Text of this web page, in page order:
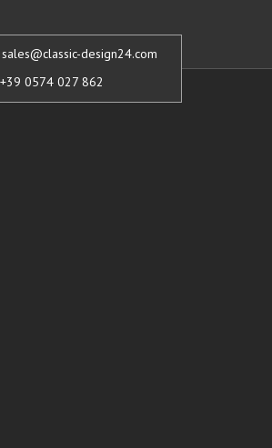
sales@classic-design24.com
+39 0574 027 862